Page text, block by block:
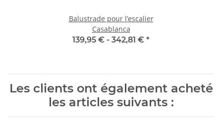
Balustrade pour l’escalier
Casablanca
139,95 € - 342,81 € *
Les clients ont également acheté
les articles suivants :